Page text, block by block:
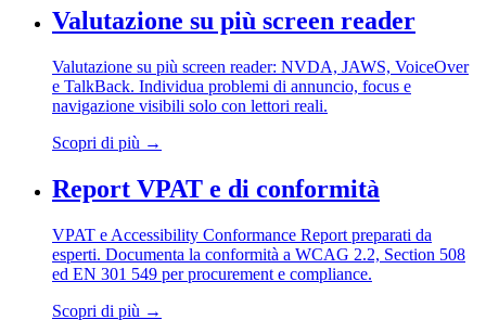
Valutazione su più screen reader
Valutazione su più screen reader: NVDA, JAWS, VoiceOver
e TalkBack. Individua problemi di annuncio, focus e
navigazione visibili solo con lettori reali.
Scopri di più →
Report VPAT e di conformità
VPAT e Accessibility Conformance Report preparati da
esperti. Documenta la conformità a WCAG 2.2, Section 508
ed EN 301 549 per procurement e compliance.
Scopri di più →